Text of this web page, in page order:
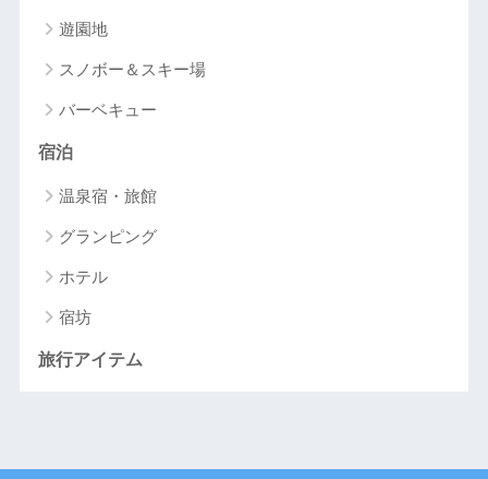
遊園地
スノボー＆スキー場
バーベキュー
宿泊
温泉宿・旅館
グランピング
ホテル
宿坊
旅行アイテム